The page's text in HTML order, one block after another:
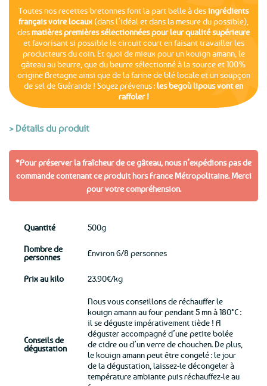
Toutes nos recettes bretonnes font la part belle à desingrédients
français voire locaux (dans l’idéal et dans la mesure du possible),
des matières premières sélectionnées pour leur qualité supérieure
et favorisant si possible le circuit court en faisant travailler les
producteurs du coin. Et quoi de mieux pour un kouign amann, le
gâteau au beurre, que du beurre sélectionné à la source et 100%
origine Bretagne ainsi que de la farine de blé locale et un soupçon
de sel de Guérande ! Soyez prévenus :les begoù lipous vont en
raffoler !
> Détails du produit
*Pour préserver la fraîcheur de ce gâteau, nous n’expédions pas de
commande contenant ce produit hors France Métropolitaine. Merci
pour votre compréhension.
Quantité 500g
Nombre de
personnes
Environ 6/8 personnes
Prix au kilo 23.90€/kg
Conseils de
dégustation
Nous vous conseillons de réchauffer le
kouign amann au four pendant 5 mn à 180°C :
il se déguste impérativement tiède ! A
déguster accompagné d’une petite bolée
de cidre ou d’un verre de chouchen. De plus,
le kouign amann peut être congelé : le jour
de la dégustation, laissez-le décongeler à
température ambiante puis réchauffez-le au